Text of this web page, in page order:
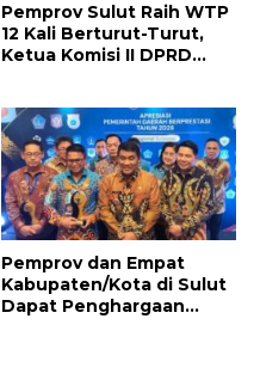
Pemprov Sulut Raih WTP
12 Kali Berturut-Turut,
Ketua Komisi II DPRD
Prestasi Yang
Membanggakan
Pemprov dan Empat
Kabupaten/Kota di Sulut
Dapat Penghargaan